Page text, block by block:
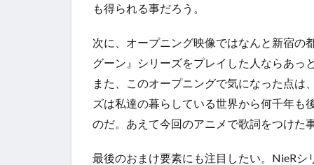
も得られる事だろう。
次に、オープニング映像ではなんと新宿の
グーン』シリーズをプレイした人ならあっ
また、このオープニングで気になった点
ズは私達の暮らしている世界から何千年も
のだ。あえて今回のアニメで歌詞をつけた
最後のおまけ要素にも注目したい。NieR